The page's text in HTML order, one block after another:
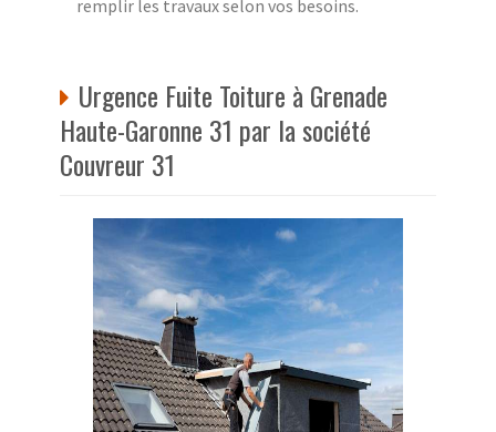
remplir les travaux selon vos besoins.
Urgence Fuite Toiture à Grenade
Haute-Garonne 31 par la société
Couvreur 31